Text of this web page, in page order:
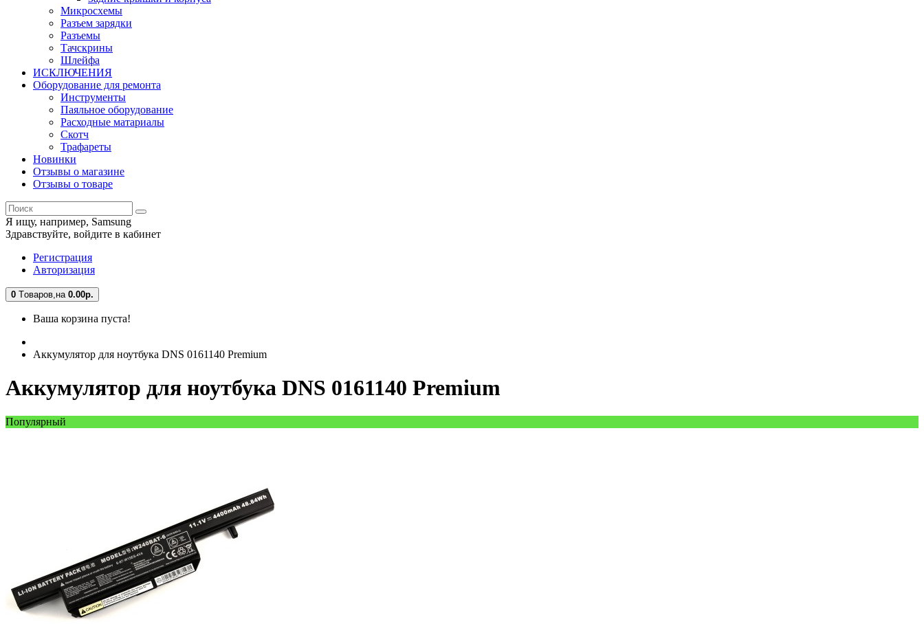
Микросхемы
Разъем зарядки
Разъемы
Тачскрины
Шлейфа
ИСКЛЮЧЕНИЯ
Оборудование для ремонта
Инструменты
Паяльное оборудование
Расходные матариалы
Скотч
Трафареты
Новинки
Отзывы о магазине
Отзывы о товаре
Я ищу, например, Samsung
Здравствуйте, войдите в кабинет
Регистрация
Авторизация
0 Tоваров,на 0.00р.
Ваша корзина пуста!
Аккумулятор для ноутбука DNS 0161140 Premium
Аккумулятор для ноутбука DNS 0161140 Premium
Популярный